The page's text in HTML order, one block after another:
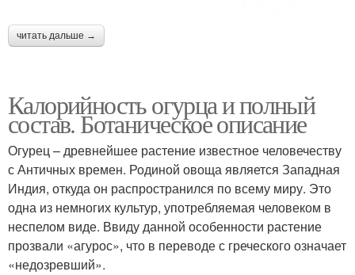
читать дальше →
Калорийность огурца и полный
состав. Ботаническое описание
Огурец – древнейшее растение известное человечеству
с Античных времен. Родиной овоща является Западная
Индия, откуда он распространился по всему миру. Это
одна из немногих культур, употребляемая человеком в
неспелом виде. Ввиду данной особенности растение
прозвали «агурос», что в переводе с греческого означает
«недозревший».